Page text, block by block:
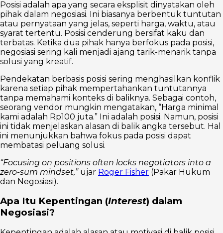
Posisi adalah apa yang secara eksplisit dinyatakan oleh
pihak dalam negosiasi. Ini biasanya berbentuk tuntutan
atau pernyataan yang jelas, seperti harga, waktu, atau
syarat tertentu. Posisi cenderung bersifat kaku dan
terbatas. Ketika dua pihak hanya berfokus pada posisi,
negosiasi sering kali menjadi ajang tarik-menarik tanpa
solusi yang kreatif.
Pendekatan berbasis posisi sering menghasilkan konflik
karena setiap pihak mempertahankan tuntutannya
tanpa memahami konteks di baliknya. Sebagai contoh,
seorang vendor mungkin mengatakan, “Harga minimal
kami adalah Rp100 juta.” Ini adalah posisi. Namun, posisi
ini tidak menjelaskan alasan di balik angka tersebut. Hal
ini menunjukkan bahwa fokus pada posisi dapat
membatasi peluang solusi.
“Focusing on positions often locks negotiators into a
zero-sum mindset,”ujar Roger Fisher (Pakar Hukum
dan Negosiasi).
Apa Itu Kepentingan (Interest) dalam
Negosiasi?